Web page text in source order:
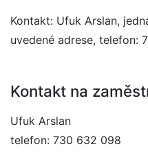
Kontakt: Ufuk Arslan,
uvedené adrese, telefon:
Kontakt na
Ufuk Arslan
telefon: 730 632 098